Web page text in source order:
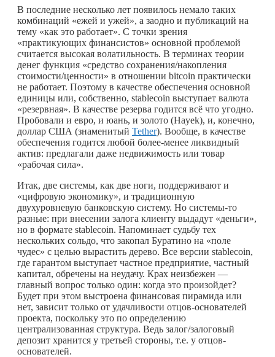
В последние несколько лет появилось немало таких
комбинаций «ежей и ужей», а заодно и публикаций на
тему «как это работает». С точки зрения
«практикующих финансистов» основной проблемой
считается высокая волатильность. В терминах теории
денег функция «средство сохранения/накопления
стоимости/ценности» в отношении bitcoin практически
не работает. Поэтому в качестве обеспечения основной
единицы или, собственно, stablecoin выступает валюта
«резервная». В качестве резерва годится всё что угодно.
Пробовали и евро, и юань, и золото (Hayek), и, конечно,
доллар США (знаменитый Tether). Вообще, в качестве
обеспечения годится любой более-менее ликвидный
актив: предлагали даже недвижимость или товар
«рабочая сила».
Итак, две системы, как две ноги, поддерживают и
«цифровую экономику», и традиционную
двухуровневую банковскую систему. Но системы-то
разные: при внесении залога клиенту выдадут «деньги»,
но в формате stablecoin. Напоминает судьбу тех
нескольких сольдо, что закопал Буратино на «поле
чудес» с целью вырастить дерево. Все версии stablecoin,
где гарантом выступает частное предприятие, частный
капитал, обречены на неудачу. Крах неизбежен —
главный вопрос только один: когда это произойдет?
Будет при этом выстроена финансовая пирамида или
нет, зависит только от удачливости отцов-основателей
проекта, поскольку это по определению
централизованная структура. Ведь залог/залоговый
депозит хранится у третьей стороны, т.е. у отцов-
основателей.